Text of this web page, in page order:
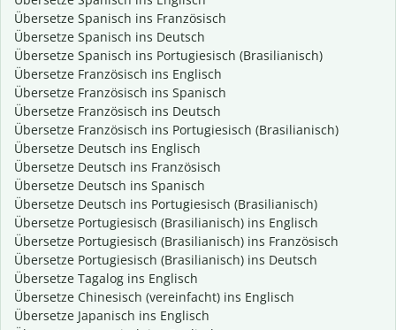
Übersetze Spanisch ins Französisch
Übersetze Spanisch ins Deutsch
Übersetze Spanisch ins Portugiesisch (Brasilianisch)
Übersetze Französisch ins Englisch
Übersetze Französisch ins Spanisch
Übersetze Französisch ins Deutsch
Übersetze Französisch ins Portugiesisch (Brasilianisch)
Übersetze Deutsch ins Englisch
Übersetze Deutsch ins Französisch
Übersetze Deutsch ins Spanisch
Übersetze Deutsch ins Portugiesisch (Brasilianisch)
Übersetze Portugiesisch (Brasilianisch) ins Englisch
Übersetze Portugiesisch (Brasilianisch) ins Französisch
Übersetze Portugiesisch (Brasilianisch) ins Deutsch
Übersetze Tagalog ins Englisch
Übersetze Chinesisch (vereinfacht) ins Englisch
Übersetze Japanisch ins Englisch